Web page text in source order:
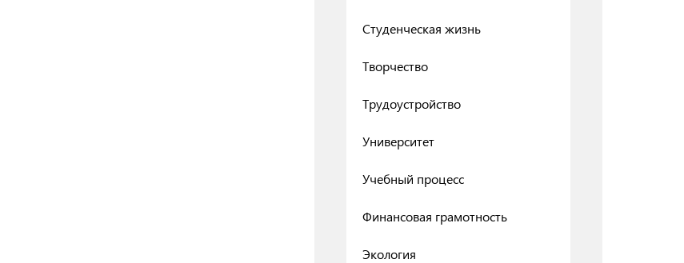
Студенческая жизнь
Творчество
Трудоустройство
Университет
Учебный процесс
Финансовая грамотность
Экология